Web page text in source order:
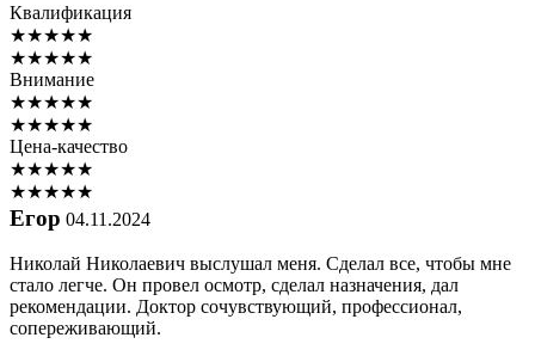
Квалификация
★★★★★
★★★★★
Внимание
★★★★★
★★★★★
Цена-качество
★★★★★
★★★★★
Егор 04.11.2024
Николай Николаевич выслушал меня. Сделал все, чтобы мне
стало легче. Он провел осмотр, сделал назначения, дал
рекомендации. Доктор сочувствующий, профессионал,
сопереживающий.